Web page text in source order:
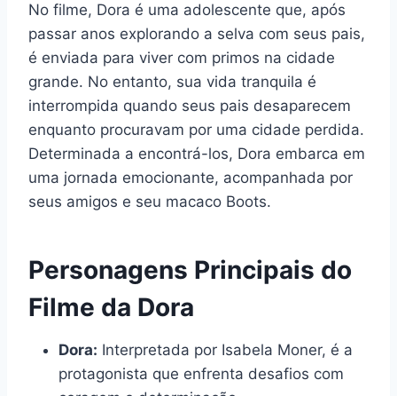
No filme, Dora é uma adolescente que, após
passar anos explorando a selva com seus pais,
é enviada para viver com primos na cidade
grande. No entanto, sua vida tranquila é
interrompida quando seus pais desaparecem
enquanto procuravam por uma cidade perdida.
Determinada a encontrá-los, Dora embarca em
uma jornada emocionante, acompanhada por
seus amigos e seu macaco Boots.
Personagens Principais do
Filme da Dora
Dora: Interpretada por Isabela Moner, é a
protagonista que enfrenta desafios com